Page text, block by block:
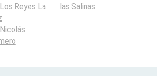
Los Reyes La
Nicolás
las Salinas